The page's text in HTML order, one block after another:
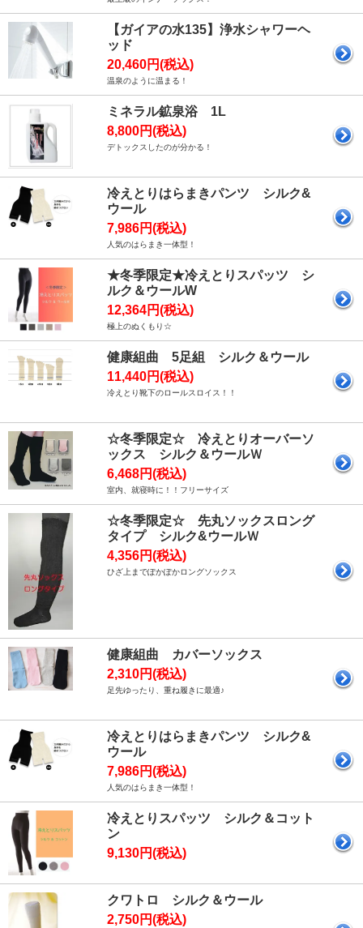
【ガイアの水135】浄水シャワーヘ
ッド
20,460円(税込)
温泉のように温まる！
ミネラル鉱泉浴 1L
8,800円(税込)
デトックスしたのが分かる！
冷えとりはらまきパンツ シルク&
ウール
7,986円(税込)
人気のはらまき一体型！
★冬季限定★冷えとりスパッツ シ
ルク＆ウールW
12,364円(税込)
極上のぬくもり☆
健康組曲 5足組 シルク＆ウール
11,440円(税込)
冷えとり靴下のロールスロイス！！
☆冬季限定☆ 冷えとりオーバーソ
ックス シルク＆ウールＷ
6,468円(税込)
室内、就寝時に！！フリーサイズ
☆冬季限定☆ 先丸ソックスロング
タイプ シルク&ウールＷ
4,356円(税込)
ひざ上までぽかぽかロングソックス
健康組曲 カバーソックス
2,310円(税込)
足先ゆったり、重ね履きに最適♪
冷えとりはらまきパンツ シルク&
ウール
7,986円(税込)
人気のはらまき一体型！
冷えとりスパッツ シルク＆コット
ン
9,130円(税込)
クワトロ シルク＆ウール
2,750円(税込)